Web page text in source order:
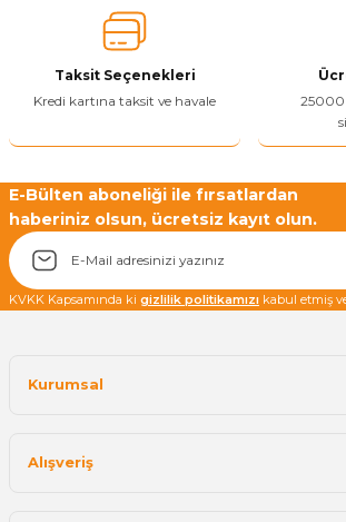
Ürün bilgilerinde hatalar bulunuyor.
Ürün fiyatı diğer sitelerden daha pahalı.
Bu ürüne benzer farklı alternatifler olmalı.
Yetkiliye Gönder
Taksit Seçenekleri
Kredi kartına taksit ve havale
25000
E-Bülten aboneliği ile fırsatlardan
haberiniz olsun, ücretsiz kayıt olun.
KVKK Kapsamında ki gizlilik politikamızı kabul etmiş
Kurumsal
Alışveriş